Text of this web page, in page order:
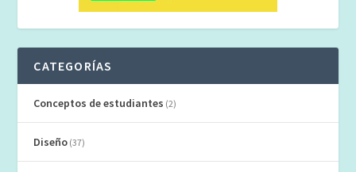
CATEGORÍAS
Conceptos de estudiantes (2)
Diseño (37)